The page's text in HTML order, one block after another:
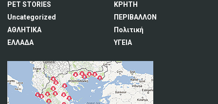
PET STORIES
Uncategorized
ΑΘΛΗΤΙΚΑ
ΕΛΛΑΔΑ
ΚΡΗΤΗ
ΠΕΡΙΒΑΛΛΟΝ
Πολιτική
ΥΓΕΙΑ